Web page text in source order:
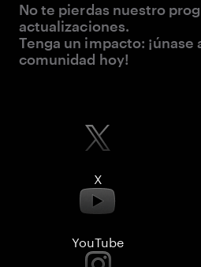
No te pierdas nuestro
actualizaciones.
Tenga un impacto: ¡únase
comunidad hoy!
X
YouTube